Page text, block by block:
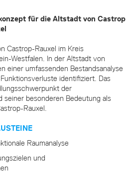
für die Altstadt von Castrop
Castrop-Rauxel im Kreis
Westfalen. In der Altstadt von
einer umfassenden Bestandsanalyse
identifiziert. Das
der
besonderen Bedeutung als
Rauxel.
Raumanalyse
und